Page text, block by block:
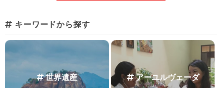
キーワードから探す
世界遺産 アーユルヴェーダ